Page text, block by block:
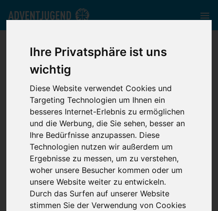
Ihre Privatsphäre ist uns
wichtig
Diese Website verwendet Cookies und
Targeting Technologien um Ihnen ein
besseres Internet-Erlebnis zu ermöglichen
und die Werbung, die Sie sehen, besser an
Ihre Bedürfnisse anzupassen. Diese
Technologien nutzen wir außerdem um
Ergebnisse zu messen, um zu verstehen,
woher unsere Besucher kommen oder um
unsere Website weiter zu entwickeln.
Durch das Surfen auf unserer Website
stimmen Sie der Verwendung von Cookies
steps2.one Folge
#5